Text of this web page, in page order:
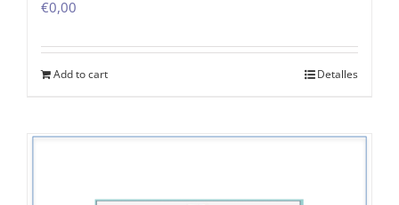
€0,00
Add to cart Detalles